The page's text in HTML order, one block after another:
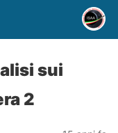
sui
2